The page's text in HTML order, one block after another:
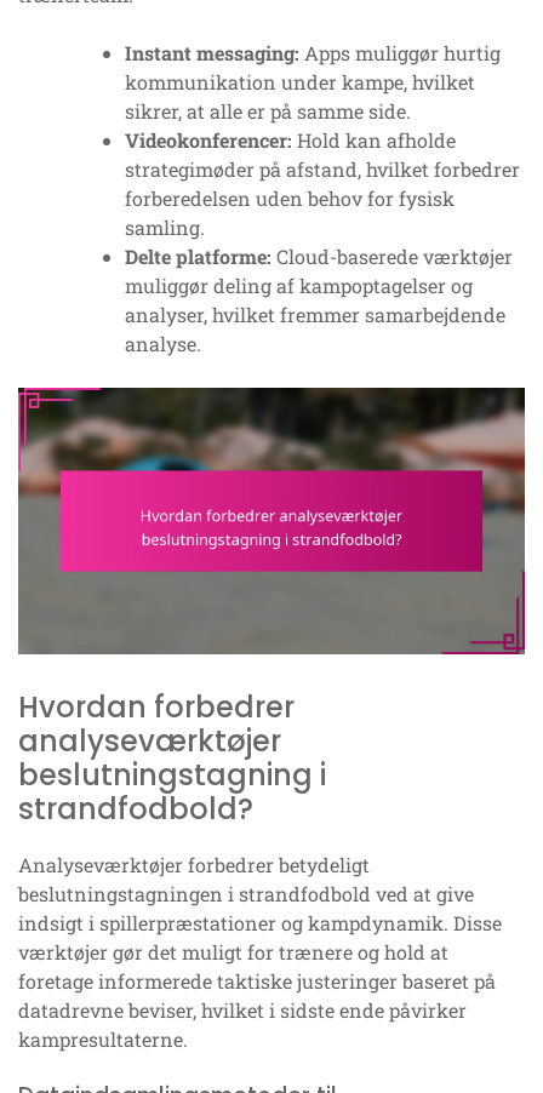
Instant messaging: Apps muliggør hurtig
kommunikation under kampe, hvilket
sikrer, at alle er på samme side.
Videokonferencer: Hold kan afholde
strategimøder på afstand, hvilket forbedrer
forberedelsen uden behov for fysisk
samling.
Delte platforme: Cloud-baserede værktøjer
muliggør deling af kampoptagelser og
analyser, hvilket fremmer samarbejdende
analyse.
Hvordan forbedrer
analyseværktøjer
beslutningstagning i
strandfodbold?
Analyseværktøjer forbedrer betydeligt
beslutningstagningen i strandfodbold ved at give
indsigt i spillerpræstationer og kampdynamik. Disse
værktøjer gør det muligt for trænere og hold at
foretage informerede taktiske justeringer baseret på
datadrevne beviser, hvilket i sidste ende påvirker
kampresultaterne.